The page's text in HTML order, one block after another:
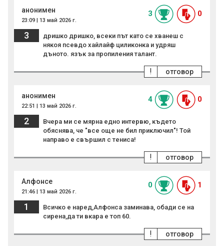
анонимен
23:09 | 13 май 2026 г.
3 0
3
дришко дришко, всеки път като се хванеш с
някоя псевдо хайлайф циликонка и удряш
дъното. язък за пропиления талант.
отговор
!
анонимен
22:51 | 13 май 2026 г.
4 0
2
Вчера ми се мярна едно интервю, където
обяснява, че "все още не бил приключил"! Той
направо е свършил с тениса!
отговор
!
Алфонсе
21:46 | 13 май 2026 г.
0 1
1
Всичко е наред,Алфонса заминава, обади се на
сирена,да ти вкара е топ 60.
отговор
!